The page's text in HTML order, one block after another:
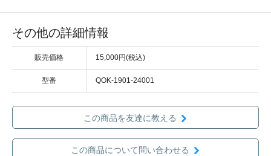
その他の詳細情報
販売価格 15,000円(税込)
型番 QOK-1901-24001
この商品を友達に教える
この商品について問い合わせる